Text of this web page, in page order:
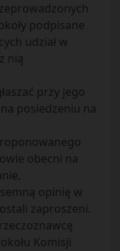
podpisane
udział w
nią
przy jego
posiedzeniu na
obecni na
opinię w
zaproszeni.
Komisji